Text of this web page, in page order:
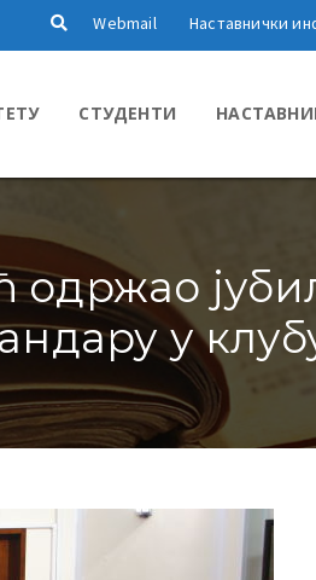
Webmail Наставнички
СТУДЕНТИ
одржао
у